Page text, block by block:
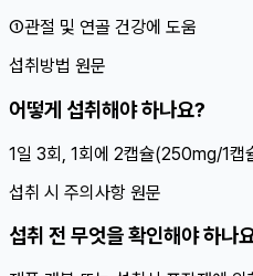
①관절 및 연골 건강에 도움
섭취방법 원문
어떻게 섭취해야 하나요?
1일 3회, 1회에 2캡슐(250mg/1캡
섭취 시 주의사항 원문
섭취 전 무엇을 확인해야 하나